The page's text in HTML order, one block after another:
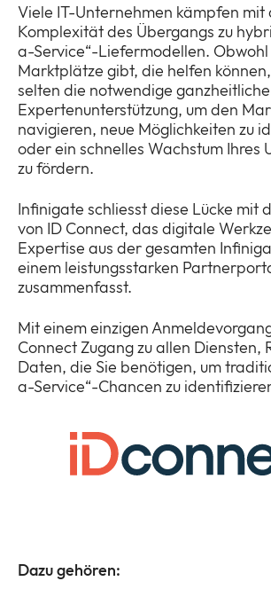
Unternehmen
ID Connect
Infinigate ID Connect
Connect an
News
Legal & Compliance
Viele IT-Unternehmen kämpfen mit
Komplexität des Übergangs zu
a-Service“-Liefermodellen.
Marktplätze gibt, die helfen
selten die notwendige ganzheitliche
Expertenunterstützung, um den
navigieren, neue Möglichkeiten zu
oder ein schnelles Wachstum Ihres
zu fördern.
Infinigate schliesst diese Lücke mit
von ID Connect, das digitale
Expertise aus der gesamten
einem leistungsstarken
zusammenfasst.
Mit einem einzigen
Connect Zugang zu allen Diensten,
Daten, die Sie benötigen, um
a-Service“-Chancen zu
Dazu gehören: